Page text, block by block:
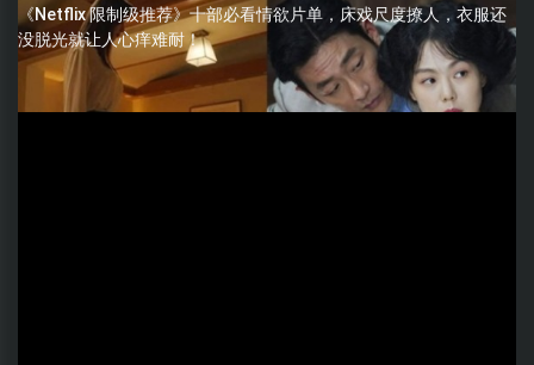
《Netflix 限制级推荐》十部必看情欲片单，床戏尺度撩人，衣服还
没脱光就让人心痒难耐！